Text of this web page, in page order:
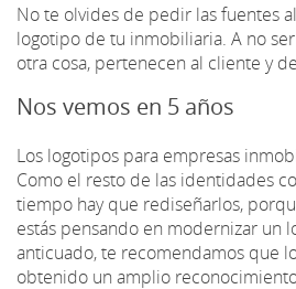
No te olvides de pedir las fuentes
logotipo de tu inmobiliaria. A no
otra cosa, pertenecen al cliente y
Nos vemos en 5 años
Los logotipos para empresas
Como el resto de las identidades
tiempo hay que rediseñarlos,
estás pensando en modernizar un
anticuado, te recomendamos que
obtenido un amplio